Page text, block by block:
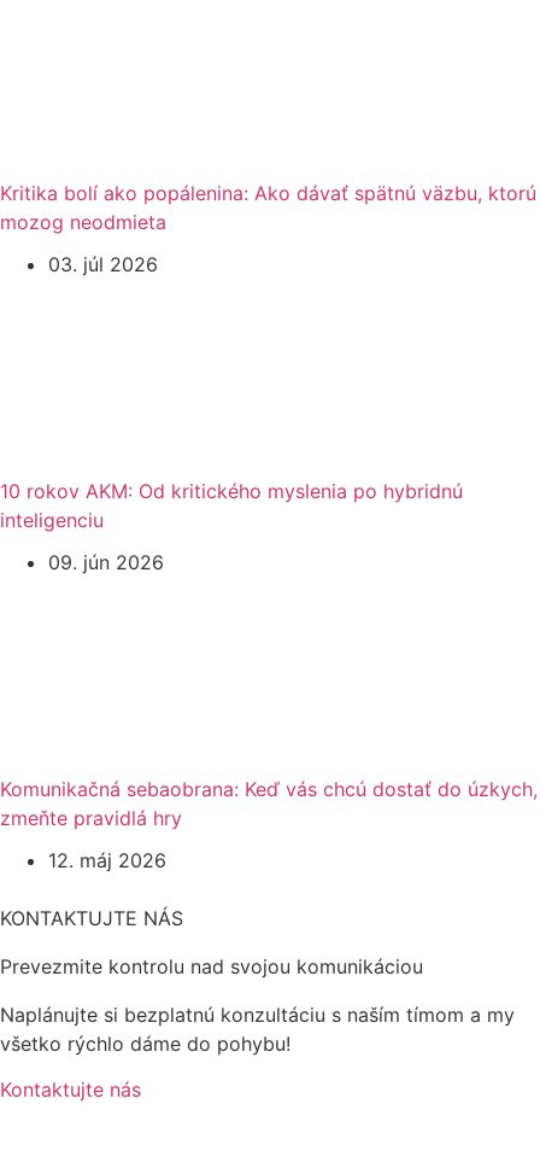
Kritika bolí ako popálenina: Ako dávať spätnú väzbu, ktorú
mozog neodmieta
03. júl 2026
10 rokov AKM: Od kritického myslenia po hybridnú
inteligenciu
09. jún 2026
Komunikačná sebaobrana: Keď vás chcú dostať do úzkych,
zmeňte pravidlá hry
12. máj 2026
KONTAKTUJTE NÁS
Prevezmite kontrolu nad svojou komunikáciou
Naplánujte si bezplatnú konzultáciu s naším tímom a my
všetko rýchlo dáme do pohybu!
Kontaktujte nás